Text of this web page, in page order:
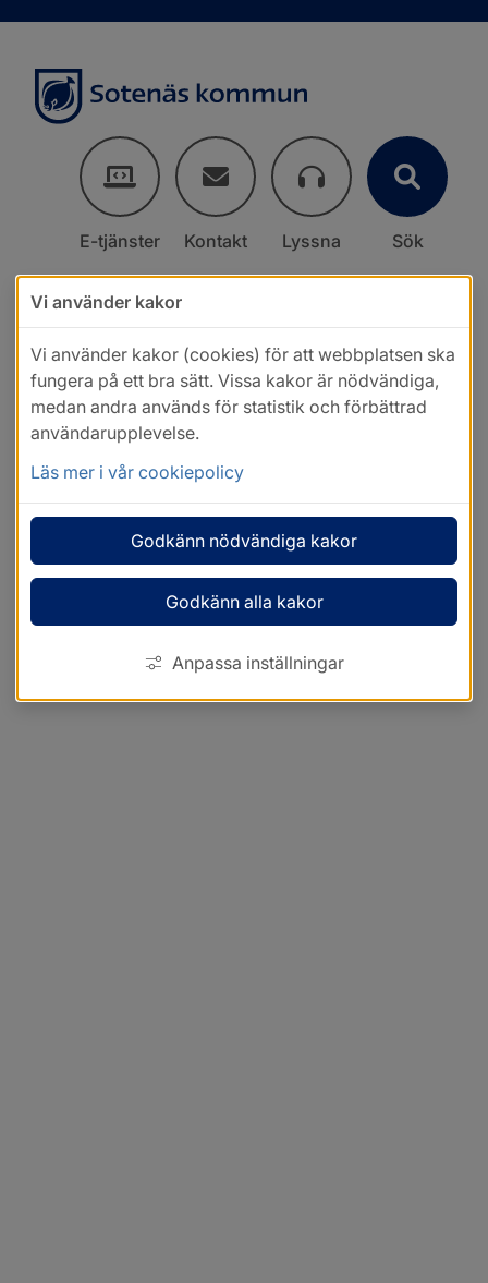
E-tjänster Kontakt Lyssna Sök
Vi använder kakor
Vi använder kakor (cookies) för att webbplatsen ska
fungera på ett bra sätt. Vissa kakor är nödvändiga,
medan andra används för statistik och förbättrad
användarupplevelse.
Läs mer i vår cookiepolicy
Godkänn nödvändiga kakor
Godkänn alla kakor
Anpassa inställningar